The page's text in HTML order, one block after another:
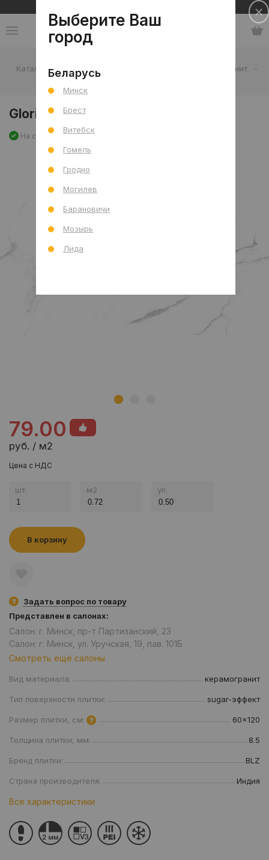
Каталог - Керамогранит
-
Glorious White Sugar 60x120 R
Glorious White Sugar 60x120 R
На складе Артикул: 0000027772
79.00
руб. / м2
Цена с НДС
шт. м2 уп.
В корзину
Задать вопрос по товару
Представлен в салонах:
Салон: г. Минск, пр-т Партизанский, 23
Салон: г. Минск, ул. Уручская, 19, пав. 101Б
Смотреть ещё салоны
Вид материала: керамогранит
Тип поверхности плитки: sugar-эффект
Размер плитки, см: 60x120
Толщина плитки, мм: 8.5
Бренд плитки: BLZ
Страна производителя: Индия
Все характеристики
Выберите Ваш
город
Беларусь
Минск
Брест
Витебск
Гомель
Гродно
Могилев
Барановичи
Мозырь
Лида